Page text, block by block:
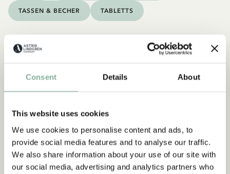
Consent Details About
This website uses cookies
We use cookies to personalise content and ads, to
provide social media features and to analyse our traffic.
We also share information about your use of our site with
our social media, advertising and analytics partners who
TASSEN & BECHER TABLETTS